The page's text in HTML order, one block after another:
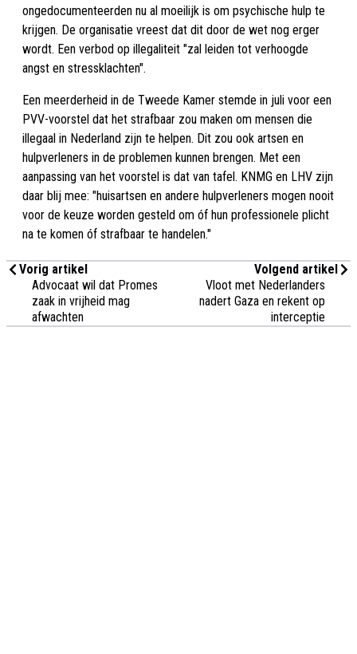
ongedocumenteerden nu al moeilijk is om psychische hulp te
krijgen. De organisatie vreest dat dit door de wet nog erger
wordt. Een verbod op illegaliteit "zal leiden tot verhoogde
angst en stressklachten".
Een meerderheid in de Tweede Kamer stemde in juli voor een
PVV-voorstel dat het strafbaar zou maken om mensen die
illegaal in Nederland zijn te helpen. Dit zou ook artsen en
hulpverleners in de problemen kunnen brengen. Met een
aanpassing van het voorstel is dat van tafel. KNMG en LHV zijn
daar blij mee: "huisartsen en andere hulpverleners mogen nooit
voor de keuze worden gesteld om óf hun professionele plicht
na te komen óf strafbaar te handelen."
Vorig artikel
Advocaat wil dat Promes
zaak in vrijheid mag
afwachten
Volgend artikel
Vloot met Nederlanders
nadert Gaza en rekent op
interceptie